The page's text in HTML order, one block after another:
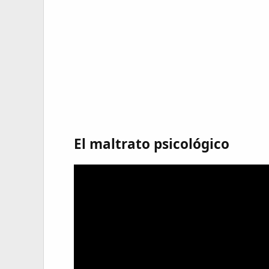
El maltrato psicológico